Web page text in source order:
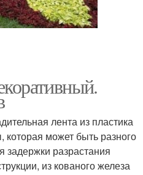
лента из пластика
которая может быть разного
задержки разрастания
из кованого железа